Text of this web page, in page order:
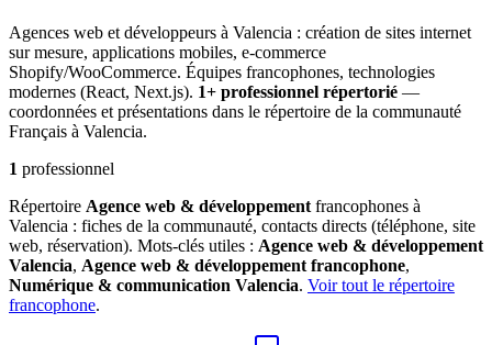
Agences web et développeurs à Valencia : création de sites internet
sur mesure, applications mobiles, e-commerce
Shopify/WooCommerce. Équipes francophones, technologies
modernes (React, Next.js). 1+ professionnel répertorié —
coordonnées et présentations dans le répertoire de la communauté
Français à Valencia.
1 professionnel
Répertoire Agence web & développement francophones à
Valencia : fiches de la communauté, contacts directs (téléphone, site
web, réservation). Mots-clés utiles : Agence web & développement
Valencia, Agence web & développement francophone,
Numérique & communication Valencia. Voir tout le répertoire
francophone.